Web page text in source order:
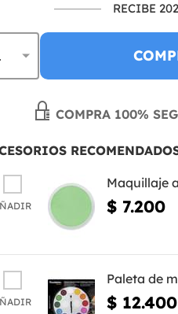
RECIBE
COMPRA 100%
Maquillaje
$ 7.200
Paleta de
$ 12.400